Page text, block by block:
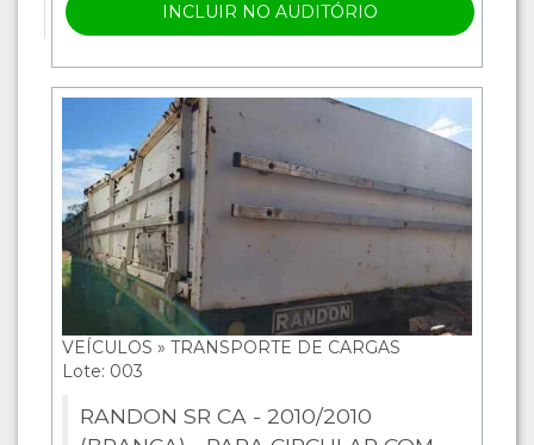
INCLUIR NO AUDITÓRIO
VEÍCULOS » TRANSPORTE DE CARGAS
Lote: 003
RANDON SR CA - 2010/2010